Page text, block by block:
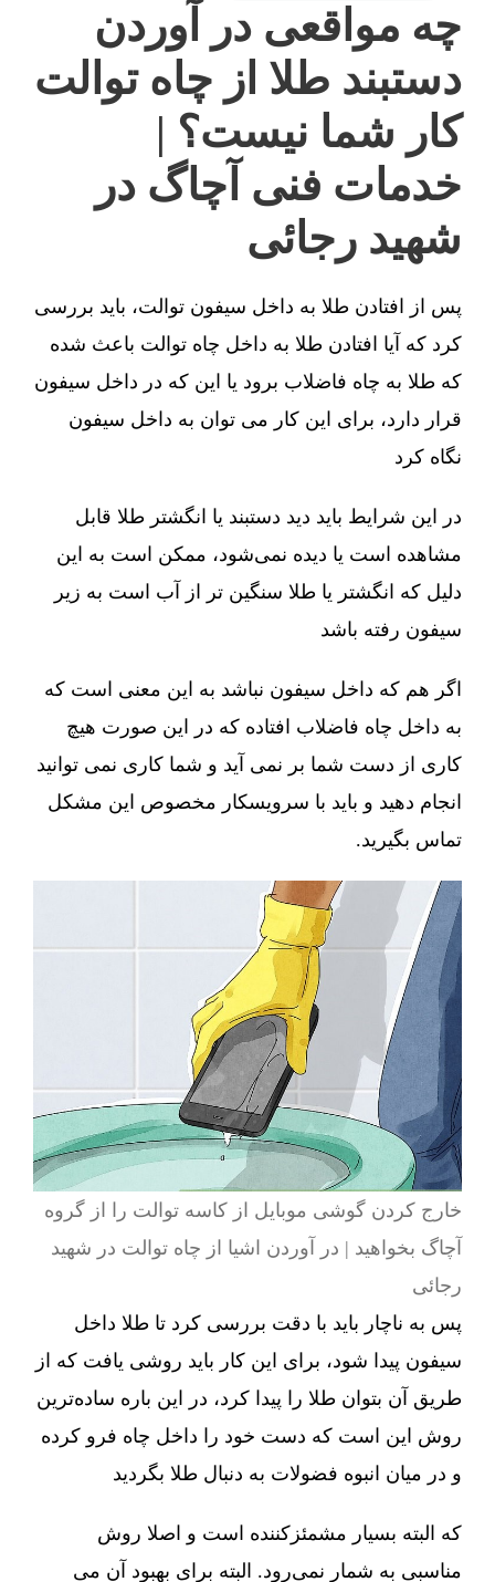
چه مواقعی در آوردن
دستبند طلا از چاه توالت
کار شما نیست؟ |
خدمات فنی آچاگ در
شهید رجائی
پس از افتادن طلا به داخل سیفون توالت، باید بررسی
کرد که آیا افتادن طلا به داخل چاه توالت باعث شده
که طلا به چاه فاضلاب برود یا این که در داخل سیفون
قرار دارد، برای این کار می توان به داخل سیفون
نگاه کرد
در این شرایط باید دید دستبند یا انگشتر طلا قابل
مشاهده است یا دیده نمی‌شود، ممکن است به این
دلیل که انگشتر یا طلا سنگین تر از آب است به زیر
سیفون رفته باشد
اگر هم که داخل سیفون نباشد به این معنی است که
به داخل چاه فاضلاب افتاده که در این صورت هیچ
کاری از دست شما بر نمی آید و شما کاری نمی توانید
انجام دهید و باید با سرویسکار مخصوص این مشکل
تماس بگیرید.
خارج کردن گوشی موبایل از کاسه توالت را از گروه
آچاگ بخواهید | در آوردن اشیا از چاه توالت در شهید
رجائی
پس به ناچار باید با دقت بررسی کرد تا طلا داخل
سیفون پیدا شود، برای این کار باید روشی یافت که از
طریق آن بتوان طلا را پیدا کرد، در این باره ساده‌ترین
روش این است که دست خود را داخل چاه فرو کرده
و در میان انبوه فضولات به دنبال طلا بگردید
که البته بسیار مشمئزکننده است و اصلا روش
مناسبی به شمار نمی‌رود. البته برای بهبود آن می